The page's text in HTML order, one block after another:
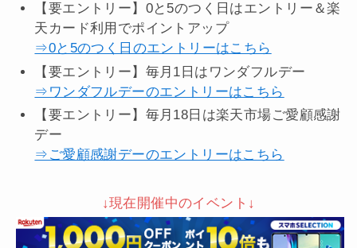
【要エントリー】0と5のつく日はエントリー＆楽
天カード利用でポイントアップ
⇒0と5のつく日のエントリーはこちら
【要エントリー】毎月1日はワンダフルデー
⇒ワンダフルデーのエントリーはこちら
【要エントリー】毎月18日は楽天市場ご愛顧感謝
デー
⇒ご愛顧感謝デーのエントリーはこちら
↓現在開催中のイベント↓